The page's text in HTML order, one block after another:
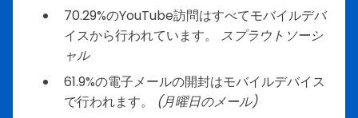
70.29%のYouTube訪問はすべてモバイルデバ
イスから行われています。 スプラウトソーシ
ャル
61.9%の電子メールの開封はモバイルデバイス
で行われます。 (月曜日のメール)